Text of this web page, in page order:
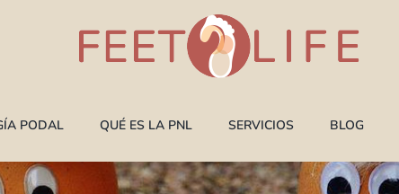
PODAL QUÉ ES LA PNL SERVICIOS BLOG